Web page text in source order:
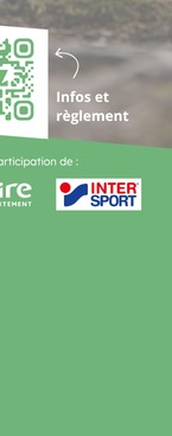
d'Auvergne (63)